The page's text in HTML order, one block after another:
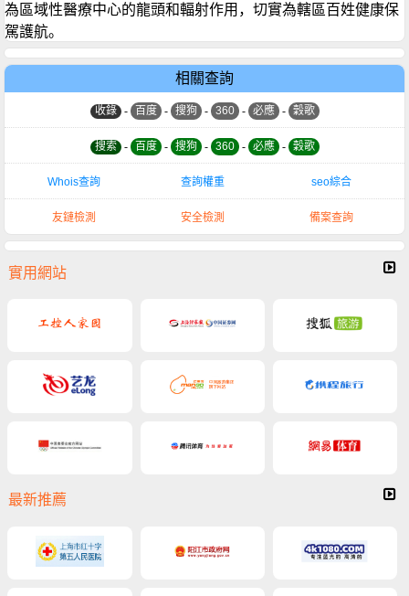
為區域性醫療中心的龍頭和輻射作用，切實為轄區百姓健康保
駕護航。
相關查詢
收錄 - 百度 - 搜狗 - 360 - 必應 - 穀歌
搜索 - 百度 - 搜狗 - 360 - 必應 - 穀歌
Whois查詢 查詢權重 seo綜合
友鏈檢測 安全檢測 備案查詢
實用網站
最新推薦